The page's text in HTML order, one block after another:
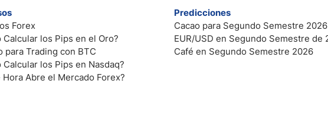
Forex
Calcular los Pips en el Oro?
para Trading con BTC
Calcular los Pips en Nasdaq?
Hora Abre el Mercado Forex?
Predicciones
Cacao para Segundo Semestre 2026
EUR/USD en Segundo Semestre de
Café en Segundo Semestre 2026